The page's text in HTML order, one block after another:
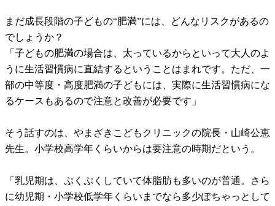
まだ成長段階の子どもの“肥満”には、どんなリスクがあるの
でしょうか？
「子どもの肥満の場合は、太っているからといって大人のよ
うに生活習慣病に直結するということはまれです。ただ、一
部の中等度・高度肥満の子どもには、実際に生活習慣病にな
るケースもあるので注意と改善が必要です」
そう話すのは、やまざきこどもクリニックの院長・山崎公恵
先生。小学校高学年くらいからは要注意の時期だという。
「乳児期は、ぷくぷくしていて体脂肪も多いのが普通。さら
に幼児期・小学校低学年くらいまでなら多少ぽちゃっとして